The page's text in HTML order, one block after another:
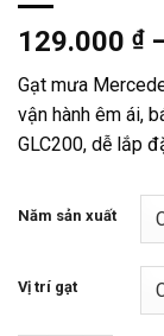
129.000 ₫
Gạt mưa
vận hành êm ái,
GLC200, dễ lắp
Năm sản xuất
Vị trí gạt